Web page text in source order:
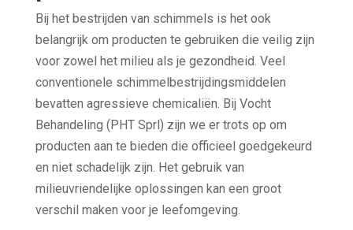
Bij het bestrijden van schimmels is het ook
belangrijk om producten te gebruiken die veilig zijn
voor zowel het milieu als je gezondheid. Veel
conventionele schimmelbestrijdingsmiddelen
bevatten agressieve chemicaliën. Bij Vocht
Behandeling (PHT Sprl) zijn we er trots op om
producten aan te bieden die officieel goedgekeurd
en niet schadelijk zijn. Het gebruik van
milieuvriendelijke oplossingen kan een groot
verschil maken voor je leefomgeving.